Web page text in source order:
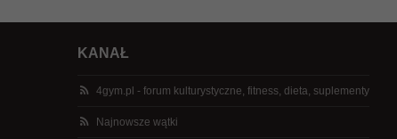
KANAŁ
4gym.pl - forum kulturystyczne, fitness, dieta, suplementy
Najnowsze wątki